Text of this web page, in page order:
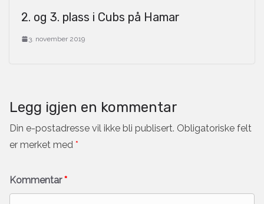
2. og 3. plass i Cubs på Hamar
3. november 2019
Legg igjen en kommentar
Din e-postadresse vil ikke bli publisert. Obligatoriske felt
er merket med *
Kommentar*